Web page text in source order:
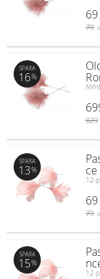
69
79
829
SPARA
16%
ce
12-
69
79
SPARA
13%
12-
SPARA
15%